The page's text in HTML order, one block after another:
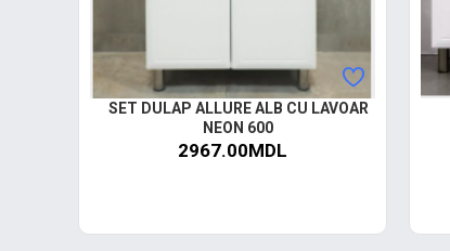
SET DULAP ALLURE ALB CU LAVOAR
NEON 600
2967.00MDL